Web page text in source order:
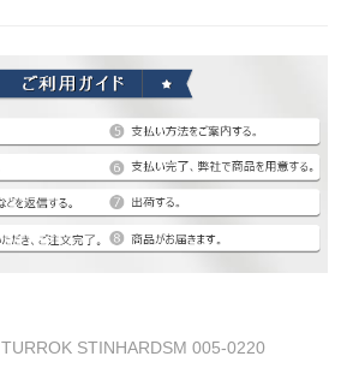
TURROK STINHARDSM 005-0220